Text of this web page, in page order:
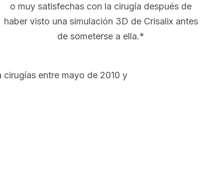
o muy satisfechas con la cirugía después de
haber visto una simulación 3D de Crisalix antes
de someterse a ella.*
entre mayo de 2010 y